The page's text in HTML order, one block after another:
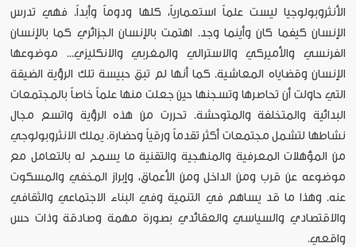
الأنثروبولوجيا ليست علماً استعمارياً، كلها ودوماً وأبداً. فهي تدرس
الإنسان كيفما كان وأينما وجد. اهتمت بالإنسان الجزائري كما بالإنسان
الفرنسي والأميركي والاسترالي والمغربي والانكليزي... موضوعها
الإنسان وقضاياه المعاشية. كما أنها لم تبق حبيسة تلك الرؤية الضيقة
التي حاولت أن تحاصرها وتسجنها حين جعلت منها علماً خاصاً بالمجتمعات
البدائية والمتخلفة والمتوحشة. تحررت من هذه الرؤية واتسع مجال
نشاطها لتشمل مجتمعات أكثر تقدماً ورقياً وحضارة. يملك الانثروبولوجي
من المؤهلات المعرفية والمنهجية والتقنية ما يسمح له بالتعامل مع
موضوعه عن قرب ومن الداخل ومن الأعماق، وإبراز المخفي والمسكوت
عنه. وهذا ما قد يساهم في التنمية وفي البناء الاجتماعي والثقافي
والاقتصادي والسياسي والعقائدي بصورة مهمة وصادقة وذات حس
واقعي.